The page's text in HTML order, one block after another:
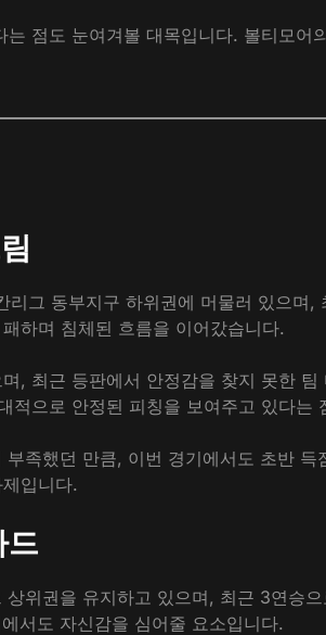
점도 눈여겨볼 대목입니다. 볼티모
그 동부지구 하위권에 머물러 있으며
하며 침체된 흐름을 이어갔습니다.
, 최근 등판에서 안정감을 찾지 못한
적으로 안정된 피칭을 보여주고 있다
족했던 만큼, 이번 경기에서도 초반
입니다.
드
위권을 유지하고 있으며, 최근 3연승
서도 자신감을 심어줄 요소입니다.